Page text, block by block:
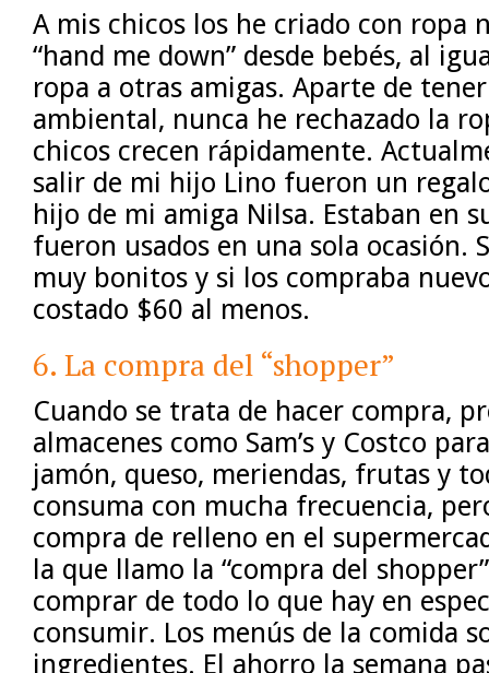
A mis chicos los he criado con ropa
“hand me down” desde bebés, al
ropa a otras amigas. Aparte de
ambiental, nunca he rechazado la
chicos crecen rápidamente.
salir de mi hijo Lino fueron un
hijo de mi amiga Nilsa. Estaban en
fueron usados en una sola ocasión.
muy bonitos y si los compraba
costado $60 al menos.
6. La compra del “shopper”
Cuando se trata de hacer compra,
almacenes como Sam’s y Costco
jamón, queso, meriendas, frutas y
consuma con mucha frecuencia,
compra de relleno en el
la que llamo la “compra del
comprar de todo lo que hay en
consumir. Los menús de la comida
ingredientes. El ahorro la semana